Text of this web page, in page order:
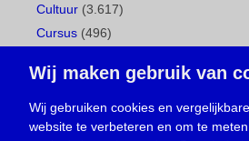
Cultuur (3.617)
Cursus (496)
Gemeentepagina(104)
Ingezonden brief(537)
Media(156)
Wij maken gebruik van
Wij gebruiken cookies en
website te verbeteren en om te